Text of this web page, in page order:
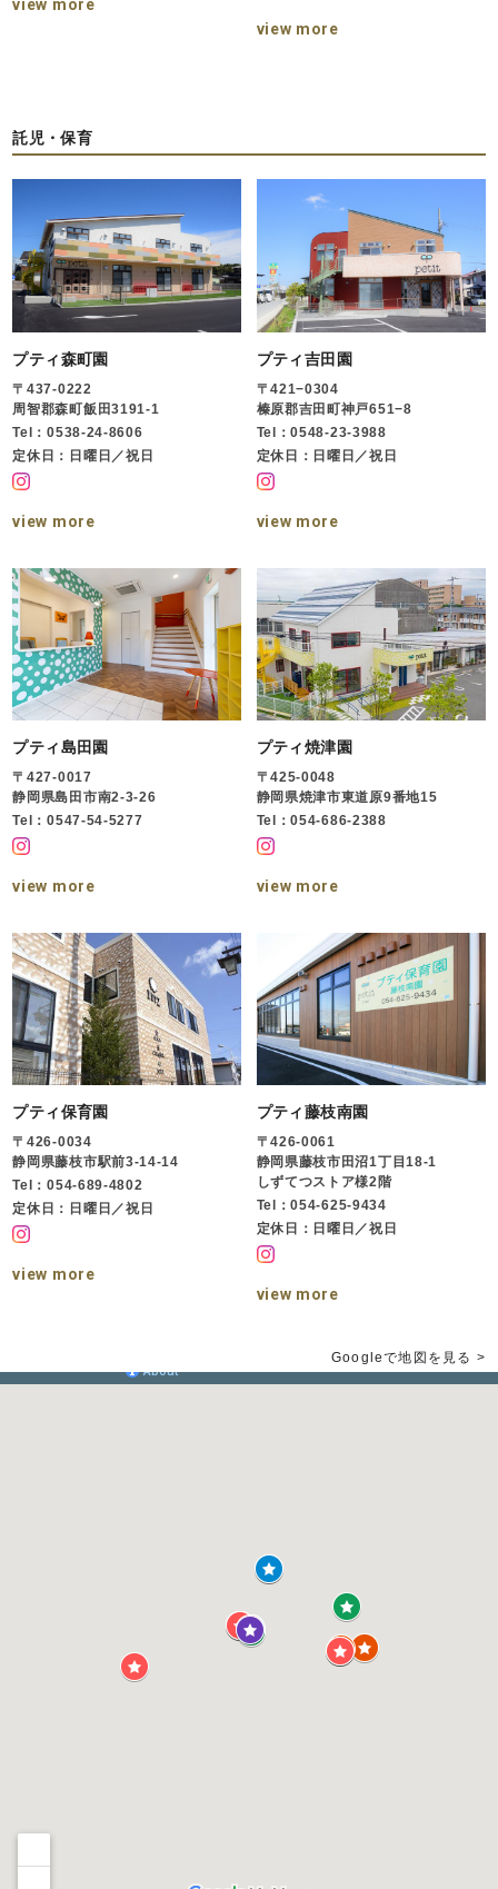
view more
view more
託児・保育
プティ森町園
〒437-0222
周智郡森町飯田3191-1
Tel：0538-24-8606
定休日：日曜日／祝日
view more
プティ吉田園
〒421−0304
榛原郡吉田町神戸651−8
Tel：0548-23-3988
定休日：日曜日／祝日
view more
プティ島田園
〒427-0017
静岡県島田市南2-3-26
Tel：0547-54-5277
view more
プティ焼津園
〒425-0048
静岡県焼津市東道原9番地15
Tel：054-686-2388
view more
プティ保育園
〒426-0034
静岡県藤枝市駅前3-14-14
Tel：054-689-4802
定休日：日曜日／祝日
view more
プティ藤枝南園
〒426-0061
静岡県藤枝市田沼1丁目18-1
しずてつストア様2階
Tel：054-625-9434
定休日：日曜日／祝日
view more
Googleで地図を見る >